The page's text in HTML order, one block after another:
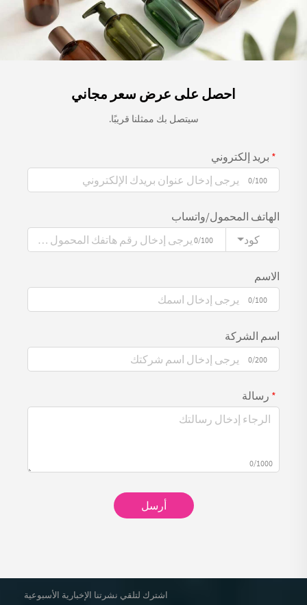
احصل على عرض سعر مجاني
سيتصل بك ممثلنا قريبًا.
بريد إلكتروني
0/100
الهاتف المحمول/واتساب
كود
0/100
الاسم
0/100
اسم الشركة
0/200
رسالة
0/1000
أرسل
اشترك لتلقي نشرتنا الإخبارية الأسبوعية